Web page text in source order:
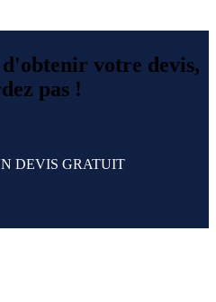
d'obtenir votre devis,
pas !
DEVIS GRATUIT